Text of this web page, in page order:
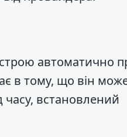
автоматично
в тому, що він
встановлений